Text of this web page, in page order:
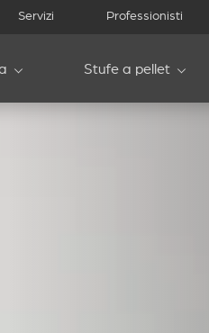
Servizi Professionisti
Stufe a pellet